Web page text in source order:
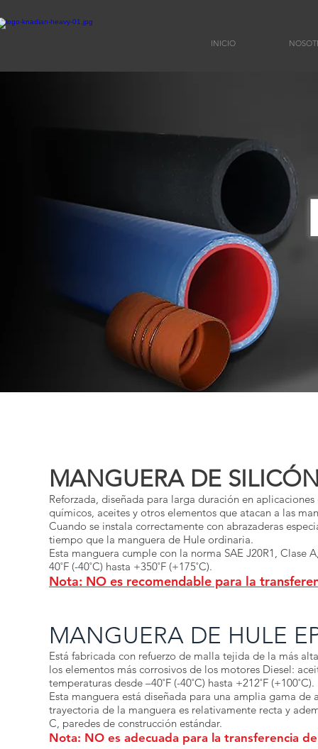
INICIO
MANGUERA DE
Reforzada, diseñada para larga duración en
químicos, aceites y otros elementos que atacan a las
Cuando se instala correctamente con abrazaderas
tiempo que la manguera de Hule ordinaria.
Esta manguera cumple con la norma SAE J20R1, Clase
40˚F (-40˚C) hasta +350˚F (+175˚C).
Nota: NO es recomendable para la
MANGUERA DE HULE
Está fabricada con refuerzo de malla tejida de la más
los elementos más corrosivos de los motores Diesel:
temperaturas desde –40˚F (-40˚C) hasta +212˚F (+100˚C).
Esta manguera está diseñada para una amplia gama
trayectoria de la manguera es relativamente recta y
C, paredes de construcción estándar.
Nota: NO es adecuada para la transferencia